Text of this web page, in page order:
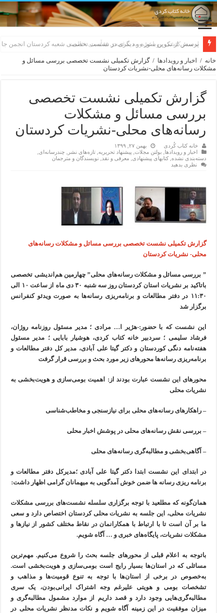
لەسەر کێشی ڕوباعی و به نەغمەی قەڵەمی «ئالی»
خانه / اخبار و رویدادها / گزارش تکمیلی نشست تخصصی بررسی مسائل و
مشکلات رسانه‌ها‌ی محلی-نشریات کردستان
گزارش تکمیلی نشست تخصصی
بررسی مسائل و مشکلات
رسانه‌ها‌ی محلی-نشریات کردستان
خانه کتاب کُردی
بهمن ۲۷, ۱۳۹۹
اخبار و رویدادها
بولتن مجلات پیشنهاد تحریریه ,تازەهای نشر چندرسانه‌ای
دسته‌بندی نشده ,کتابهای پیشنهادی معرفی و نقد
نویسندگان و مترجمان
نظری بدهید
گزارش تکمیلی نشست تخصصی بررسی مسائل و مشکلات رسانه‌های
محلی- نشریات کردستان
” بررسی مسائل و مشکلات رسانه‌های محلی” چهارمین هم‌اندیشی تخصصی
باتاکید بر نشریات استان‌ کردستان روز سه شنبه ۳۰ دی ماه از ساعت ۱۰ الی
۱۱:۳۰ در دفتر مطالعات و برنامه‌ریزی رسانه‌ها به صورت ویدئو کنفرانس
برگزار شد
این نشست که با حضور:-هژیر ا… مرادی ؛ مدیر مسئول روزنامه روژان،
فرشاد سلیمی ؛ سردبیر خانه کتاب کردی، هوشیار بابایی ؛ مدیر مسئول
هفته‌نامه دنگی کوردستان و دکتر گیتا علی آبادی، مدیر کل دفتر مطالعات و
برنامه‌ریزی رسانه‌ها محورهای زیر مورد بحث و بررسی قرار گرفت
محورهای این نشست عبارت بودند از: اهمیت بومی‌سازی و هویت‌بخشی به
نشریات محلی
– راهکارهای رسانه‌های محلی برای نیاز‌سنجی و مخاطب‌شناسی
– بررسی نقش رسانه‌های محلی در پوشش اخبار محلی
– آگاهی‌بخشی و مطالبه‌گری رسانه‌های محلی
در ابتدای این نشست ابتدا دکتر گیتا علی آبادی ؛مدیرکل دفتر مطالعات و
برنامه ریزی رسانه ها ضمن خوش آمدگویی به میهمانان گرامی اظهار داشت:
همان‌گونه که مطلعید با توجه برگزاری سلسله نشست‌های بررسی مشکلات
نشریات محلی، این جلسه به نشریات محلی کردستان اختصاص دارد و سعی
ما بر آن است تا با ارتباط با همکارانمان در نقاط مختلف کشور از نیازها و
مشکلات نشریات، پایگاه‌های خبری و … آگاه شویم.
باتوجه به اعلام قبلی از محورهای جلسه بحث را شروع می‌کنیم. مهم‌ترین
مسائلی که در استان‌ها بسیار رایج است بومی‌سازی و هویت‌بخشی است.
به‌خصوص در برخی از استان‌ها با توجه به تنوع قومیت‌ها و مذاهب و
تشخصات بومی و هویتی علیرغم وجه اشتراک ایرانی‌بودن، یک سری
مطالبه‌گری‌هایی وجود دارد و قصد داریم از موارد مشمول مطالبه‌گری و
میزان موفقیت در این زمینه آگاه شویم و نکات مدنظر نشریات محلی در